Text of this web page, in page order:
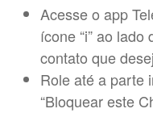
Acesse o app
ícone “i” ao
contato que
Role até a parte
“Bloquear este